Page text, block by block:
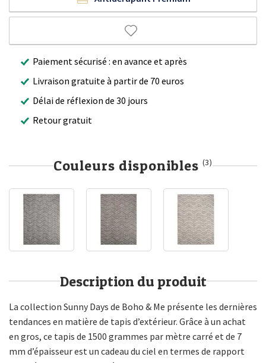
Paiement sécurisé : en avance et après
Livraison gratuite à partir de 70 euros
Délai de réflexion de 30 jours
Retour gratuit
Couleurs disponibles (3)
Description du produit
La collection Sunny Days de Boho & Me présente les dernières
tendances en matière de tapis d’extérieur. Grâce à un achat
en gros, ce tapis de 1500 grammes par mètre carré et de 7
mm d’épaisseur est un cadeau du ciel en termes de rapport